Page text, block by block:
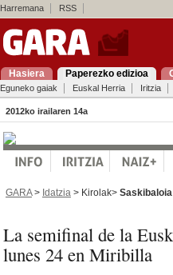
Harremana RSS
Hasiera Paperezko edizioa
Eguneko gaiak Euskal Herria Iritzia
2012ko irailaren 14a
GARA> Idatzia > Kirolak> Saskibaloia
La semifinal de la
lunes 24 en Miribilla